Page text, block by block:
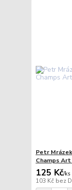
Petr
Champs Art
125 Kč/ks
103 Kč bez